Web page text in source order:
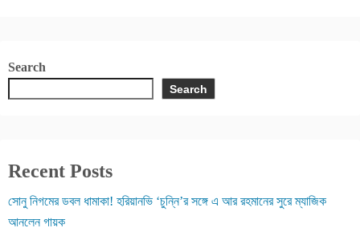
Search
Search
Recent Posts
সোনু নিগমের ডবল ধামাকা! হরিয়ানভি ‘চুন্নি’র সঙ্গে এ আর রহমানের সুরে ম্যাজিক
আনলেন গায়ক